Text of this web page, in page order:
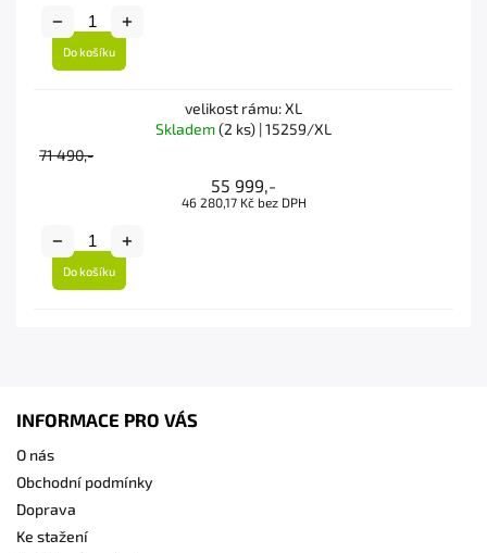
Do košíku
velikost rámu: XL
Skladem(2 ks) | 15259/XL
71 490,-
55 999,-
46 280,17 Kč bez DPH
Do košíku
INFORMACE PRO VÁS
O nás
Obchodní podmínky
Doprava
Ke stažení